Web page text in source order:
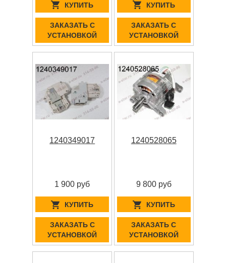
КУПИТЬ
ЗАКАЗАТЬ С
УСТАНОВКОЙ
КУПИТЬ
ЗАКАЗАТЬ С
УСТАНОВКОЙ
1240349017
1 900 руб
КУПИТЬ
ЗАКАЗАТЬ С
УСТАНОВКОЙ
1240528065
9 800 руб
КУПИТЬ
ЗАКАЗАТЬ С
УСТАНОВКОЙ